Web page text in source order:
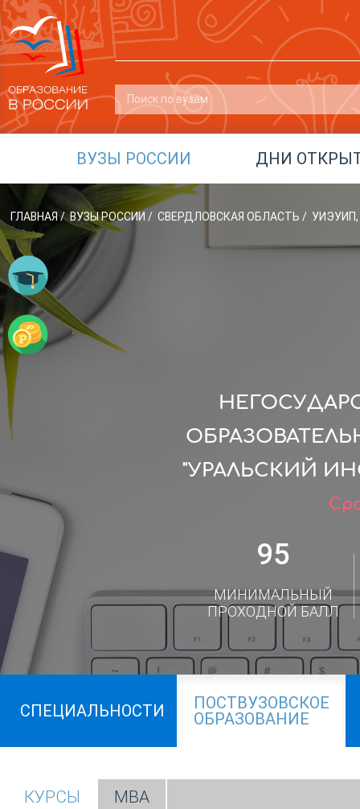
ВУЗЫ РОССИИ ДНИ
ГЛАВНАЯ/ ВУЗЫ РОССИИ / СВЕРДЛОВСКАЯ ОБЛАСТЬ /
"УРАЛЬСКИЙ
95
МИНИМАЛЬНЫЙ
ПРОХОДНОЙ БАЛЛ
СПЕЦИАЛЬНОСТИ
ПОСТВУЗОВСКОЕ
ОБРАЗОВАНИЕ
КУРСЫ МВА